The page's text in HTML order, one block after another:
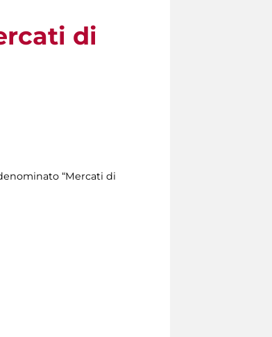
di
“Mercati di